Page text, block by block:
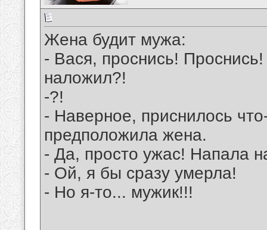
Жена будит мужа:
- Вася, проснись!
наложил?!
-?!
- Наверное, приснилось
предположила жена.
- Да, просто ужас! Напала
- Ой, я бы сразу умерла!
- Но я-то... мужик!!!